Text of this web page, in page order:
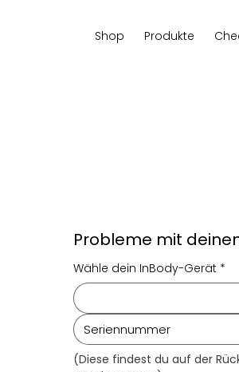
Shop Produkte
Probleme mit
Wähle dein InBody-Gerät *
(Diese findest du auf der